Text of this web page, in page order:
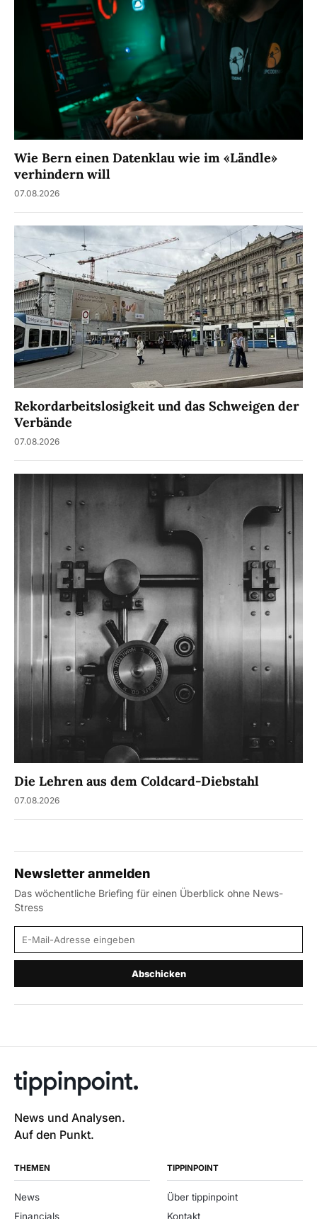
Wie Bern einen Datenklau wie im «Ländle»
verhindern will
07.08.2026
Rekordarbeitslosigkeit und das Schweigen der
Verbände
07.08.2026
Die Lehren aus dem Coldcard-Diebstahl
07.08.2026
Newsletter anmelden
Das wöchentliche Briefing für einen Überblick ohne News-
Stress
E-Mail-Adresse
Abschicken
News und Analysen.
Auf den Punkt.
THEMEN
News
Financials
TIPPINPOINT
Über tippinpoint
Kontakt